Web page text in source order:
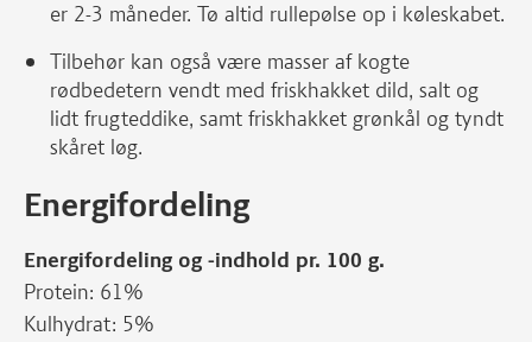
er 2-3 måneder. Tø altid rullepølse op i køleskabet.
Tilbehør kan også være masser af kogte
rødbedetern vendt med friskhakket dild, salt og
lidt frugteddike, samt friskhakket grønkål og tyndt
skåret løg.
Energifordeling
Energifordeling og -indhold pr. 100 g.
Protein: 61%
Kulhydrat: 5%